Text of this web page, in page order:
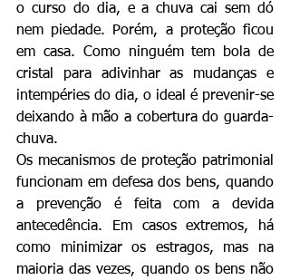
o curso do dia, e a chuva cai sem dó
nem piedade. Porém, a proteção ficou
em casa. Como ninguém tem bola de
cristal para adivinhar as mudanças e
intempéries do dia, o ideal é prevenir-se
deixando à mão a cobertura do guarda-
chuva.
Os mecanismos de proteção patrimonial
funcionam em defesa dos bens, quando
a prevenção é feita com a devida
antecedência. Em casos extremos, há
como minimizar os estragos, mas na
maioria das vezes, quando os bens não